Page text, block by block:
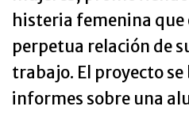
histeria femenina que
perpetua relación de
trabajo. El proyecto se
informes sobre una